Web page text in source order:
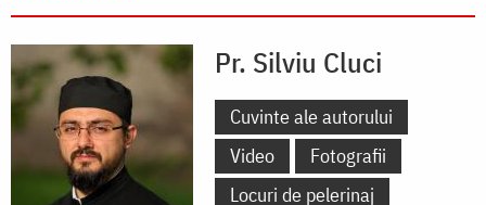
Pr. Silviu Cluci
Cuvinte ale autorului
Video
Fotografii
Locuri de pelerinaj